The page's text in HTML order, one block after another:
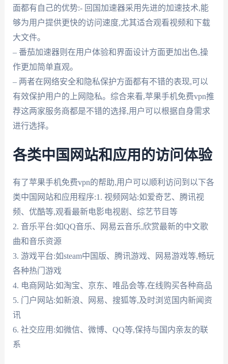
面都有自己的优势:- 回国加速器采用先进的加速技术,能
够为用户提供更快的访问速度,尤其适合观看视频和下载
大文件。
– 番茄加速器则在用户体验和界面设计方面更加出色,操
作更加简单直观。
– 两者在网络安全和隐私保护方面都有不错的表现,可以
有效保护用户的上网隐私。综合来看,苹果手机免费vpn推
荐这两家服务商都是不错的选择,用户可以根据自身需求
进行选择。
各类中国网站和应用的访问体验
有了苹果手机免费vpn的帮助,用户可以顺利访问到以下各
类中国网站和应用程序:1. 视频网站:如爱奇艺、腾讯视
频、优酷等,观看最新电影电视剧、综艺节目等
2. 音乐平台:如QQ音乐、网易云音乐,欣赏最新的中文歌
曲和音乐资源
3. 游戏平台:如steam中国版、腾讯游戏、网易游戏等,畅玩
各种热门游戏
4. 电商网站:如淘宝、京东、唯品会等,在线购买各种商品
5. 门户网站:如新浪、网易、搜狐等,及时浏览国内新闻资
讯
6. 社交应用:如微信、微博、QQ等,保持与国内亲友的联
系